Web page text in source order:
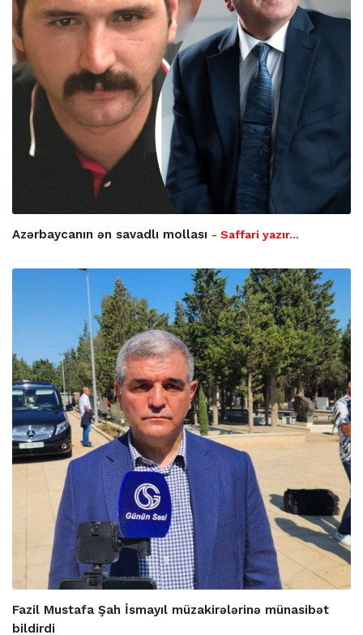
Azərbaycanın ən savadlı mollası - Saffari yazır…
Fazil Mustafa Şah İsmayıl müzakirələrinə münasibət
bildirdi